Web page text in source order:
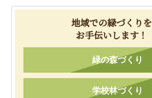
地域での緑づくりを
お手伝いします！
緑の森づくり
学校林づくり